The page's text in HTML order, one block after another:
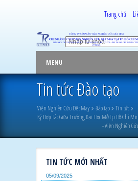
Trang chủ
MENU
Tin tức Đào tạo
Viện Nghiên Cứu Dệt May Đào tạo
Tin tức
Ký Hợp Tác Giữa Trường Đại Học Mở Tp Hồ Chí
- Viện Nghiên
TIN TỨC MỚI NHẤT
05/09/2025